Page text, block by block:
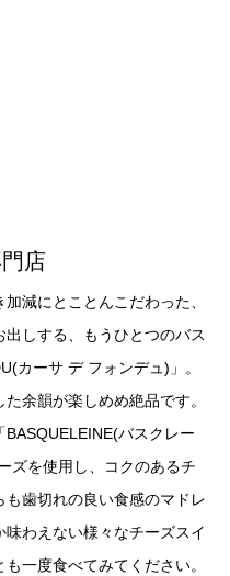
店
減にとことんこだわった、
しする、もうひとつのバス
カーサ デ フォンデュ)」。
余韻が楽しめめ絶品です。
バスクレー
ズを使用し、コクのあるチ
歯切れの良い食感のマドレ
わえない様々なチーズスイ
一度食べてみてください。